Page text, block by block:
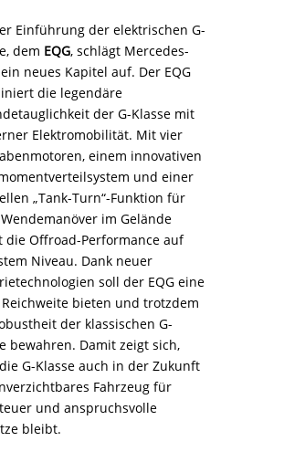
Einführung der elektrischen G-
dem EQG, schlägt Mercedes-
neues Kapitel auf. Der EQG
die legendäre
der G-Klasse mit
Elektromobilität. Mit vier
einem innovativen
und einer
„Tank-Turn“-Funktion für
im Gelände
die Offroad-Performance auf
Niveau. Dank neuer
soll der EQG eine
bieten und trotzdem
der klassischen G-
bewahren. Damit zeigt sich,
G-Klasse auch in der Zukunft
Fahrzeug für
und anspruchsvolle
bleibt.